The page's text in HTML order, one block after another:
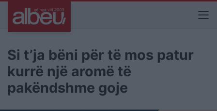
Si t’ja bëni për të mos patur
kurrë një aromë të
pakëndshme goje